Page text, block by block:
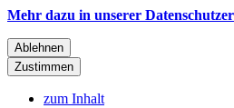
Mehr dazu in unserer
Ablehnen
Zustimmen
zum Inhalt